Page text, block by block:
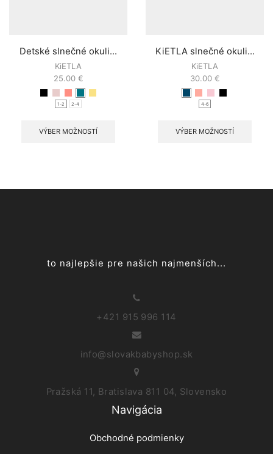
Detské slnečné okuli...
KiETLA
25.00 €
1-2 2-4
VÝBER MOŽNOSTÍ
KiETLA slnečné okuli...
KiETLA
30.00 €
4-6
VÝBER MOŽNOSTÍ
to najlepšie pre našich najmenších...
+421 915 996 114
info@slovakbabyshop.sk
Pražská 11, Bratislava 811 04, Slovensko
Navigácia
Obchodné podmienky